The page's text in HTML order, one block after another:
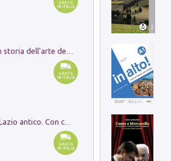
I monumenti funerari del Lazio antico. Con cartella con tavole